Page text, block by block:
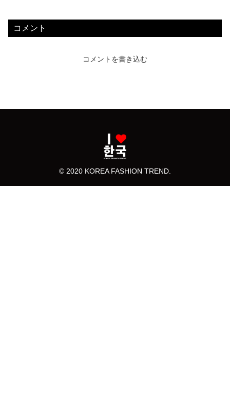
コメント
コメントを書き込む
© 2020 KOREA FASHION TREND.